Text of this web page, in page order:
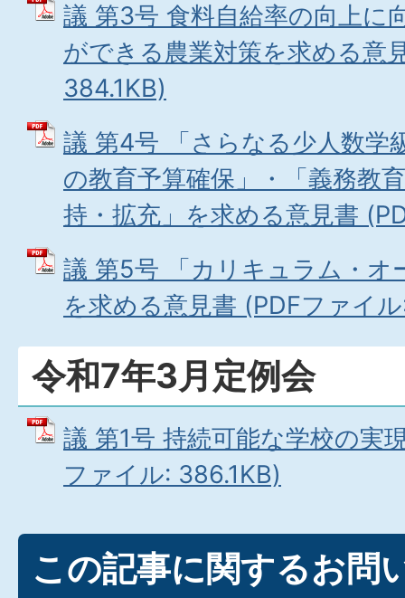
議 第3号 食料自給率の向上に
ができる農業対策を求める意
384.1KB)
議 第4号 「さらなる少人数学
の教育予算確保」・「義務教
持・拡充」を求める意見書
議 第5号 「カリキュラム・オ
を求める意見書 (PDFファイ
令和7年3月定例会
議 第1号 持続可能な学校の実
ファイル: 386.1KB)
この記事に関するお問